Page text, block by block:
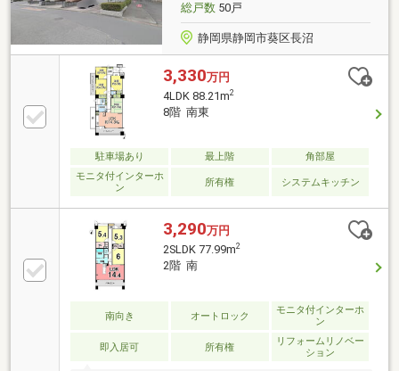
総戸数50戸
静岡県静岡市葵区長沼
3,330万円
4LDK 88.21m2
8階 南東
駐車場あり 最上階
角部屋
モニタ付インターホ
ン
所有権 システムキッチン
3,290万円
2SLDK 77.99m2
2階 南
南向き オートロック
モニタ付インターホ
ン
即入居可 所有権
リフォームリノベー
ション